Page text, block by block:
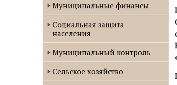
Муниципальные финансы
Социальная защита
населения
Муниципальный контроль
Сельское хозяйство